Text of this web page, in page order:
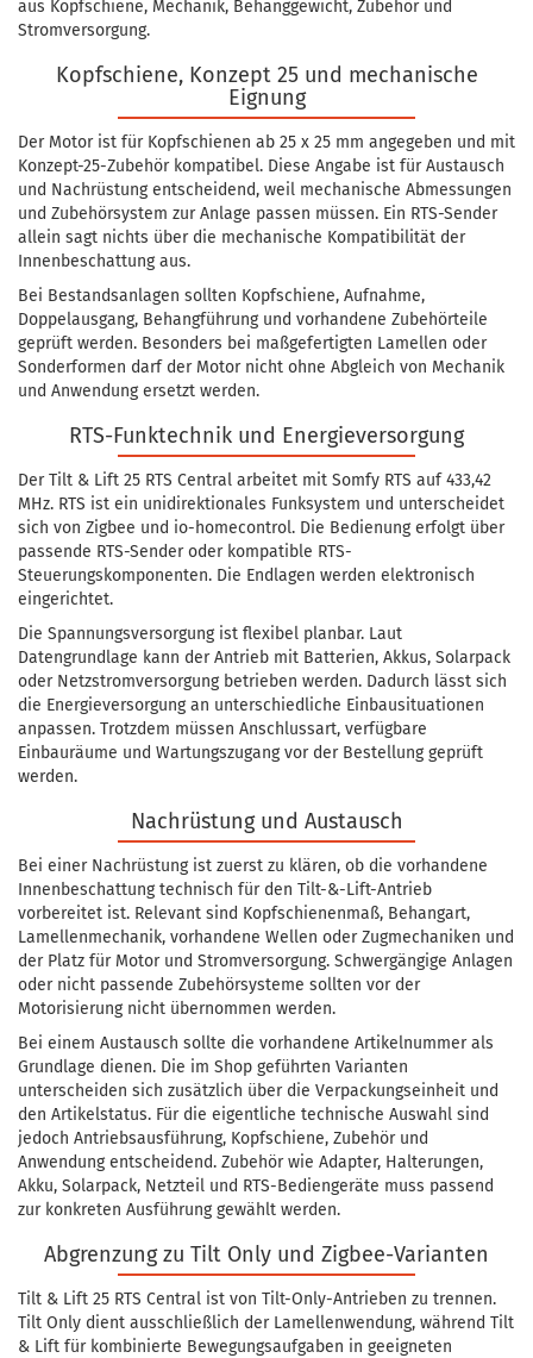
aus Kopfschiene, Mechanik, Behanggewicht, Zubehör und
Stromversorgung.
Kopfschiene, Konzept 25 und mechanische
Eignung
Der Motor ist für Kopfschienen ab 25 x 25 mm angegeben und mit
Konzept-25-Zubehör kompatibel. Diese Angabe ist für Austausch
und Nachrüstung entscheidend, weil mechanische Abmessungen
und Zubehörsystem zur Anlage passen müssen. Ein RTS-Sender
allein sagt nichts über die mechanische Kompatibilität der
Innenbeschattung aus.
Bei Bestandsanlagen sollten Kopfschiene, Aufnahme,
Doppelausgang, Behangführung und vorhandene Zubehörteile
geprüft werden. Besonders bei maßgefertigten Lamellen oder
Sonderformen darf der Motor nicht ohne Abgleich von Mechanik
und Anwendung ersetzt werden.
RTS-Funktechnik und Energieversorgung
Der Tilt & Lift 25 RTS Central arbeitet mit Somfy RTS auf 433,42
MHz. RTS ist ein unidirektionales Funksystem und unterscheidet
sich von Zigbee und io-homecontrol. Die Bedienung erfolgt über
passende RTS-Sender oder kompatible RTS-
Steuerungskomponenten. Die Endlagen werden elektronisch
eingerichtet.
Die Spannungsversorgung ist flexibel planbar. Laut
Datengrundlage kann der Antrieb mit Batterien, Akkus, Solarpack
oder Netzstromversorgung betrieben werden. Dadurch lässt sich
die Energieversorgung an unterschiedliche Einbausituationen
anpassen. Trotzdem müssen Anschlussart, verfügbare
Einbauräume und Wartungszugang vor der Bestellung geprüft
werden.
Nachrüstung und Austausch
Bei einer Nachrüstung ist zuerst zu klären, ob die vorhandene
Innenbeschattung technisch für den Tilt-&-Lift-Antrieb
vorbereitet ist. Relevant sind Kopfschienenmaß, Behangart,
Lamellenmechanik, vorhandene Wellen oder Zugmechaniken und
der Platz für Motor und Stromversorgung. Schwergängige Anlagen
oder nicht passende Zubehörsysteme sollten vor der
Motorisierung nicht übernommen werden.
Bei einem Austausch sollte die vorhandene Artikelnummer als
Grundlage dienen. Die im Shop geführten Varianten
unterscheiden sich zusätzlich über die Verpackungseinheit und
den Artikelstatus. Für die eigentliche technische Auswahl sind
jedoch Antriebsausführung, Kopfschiene, Zubehör und
Anwendung entscheidend. Zubehör wie Adapter, Halterungen,
Akku, Solarpack, Netzteil und RTS-Bediengeräte muss passend
zur konkreten Ausführung gewählt werden.
Abgrenzung zu Tilt Only und Zigbee-Varianten
Tilt & Lift 25 RTS Central ist von Tilt-Only-Antrieben zu trennen.
Tilt Only dient ausschließlich der Lamellenwendung, während Tilt
& Lift für kombinierte Bewegungsaufgaben in geeigneten